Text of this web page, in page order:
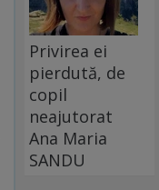
Privirea ei
pierdută, de
copil
neajutorat
Ana Maria
SANDU